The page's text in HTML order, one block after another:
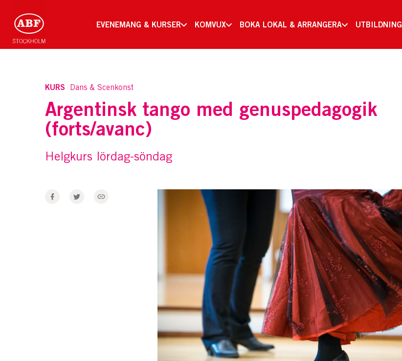
EVENEMANG & KURSER KOMVUX BOKA LOKAL & ARRANGERA UTBILDNING
KURS Dans & Scenkonst
Argentinsk tango med genuspedagogik
(forts/avanc)
Helgkurs lördag-söndag